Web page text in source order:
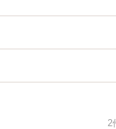
2